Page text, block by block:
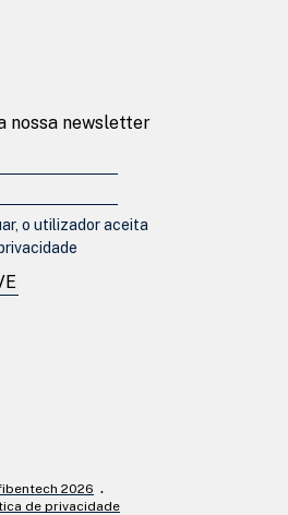
2026
nossa newsletter
o utilizador aceita
2026
de privacidade